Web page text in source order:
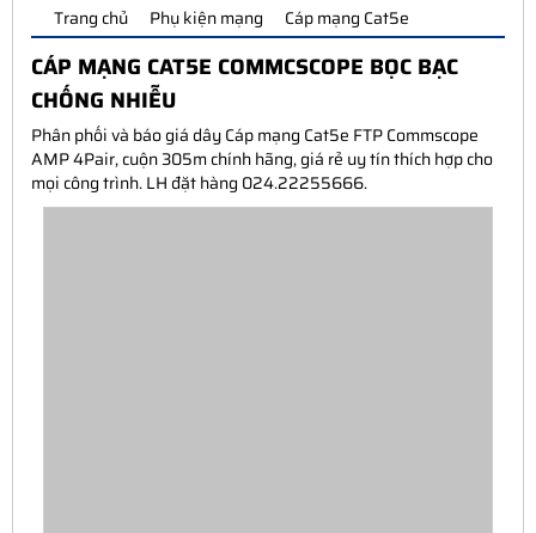
Trang chủ Phụ kiện mạng Cáp mạng Cat5e
CÁP MẠNG CAT5E COMMCSCOPE BỌC BẠC
CHỐNG NHIỄU
Phân phối và báo giá dây Cáp mạng Cat5e FTP Commscope
AMP 4Pair, cuộn 305m chính hãng, giá rẻ uy tín thích hợp cho
mọi công trình. LH đặt hàng 024.22255666.